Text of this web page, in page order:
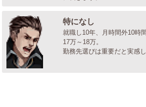
特になし
就職し10年、月時間外10時
17万～18万。
勤務先選びは重要だと実感し